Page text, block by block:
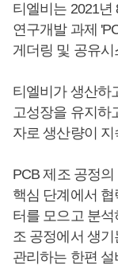
티엘비는 2021
연구개발 과제
게더링 및 공유
티엘비가 생산하
고성장을 유지하
자로 생산량이
PCB 제조 공정의
핵심 단계에서 협
터를 모으고 분석
조 공정에서 생
관리하는 한편 설